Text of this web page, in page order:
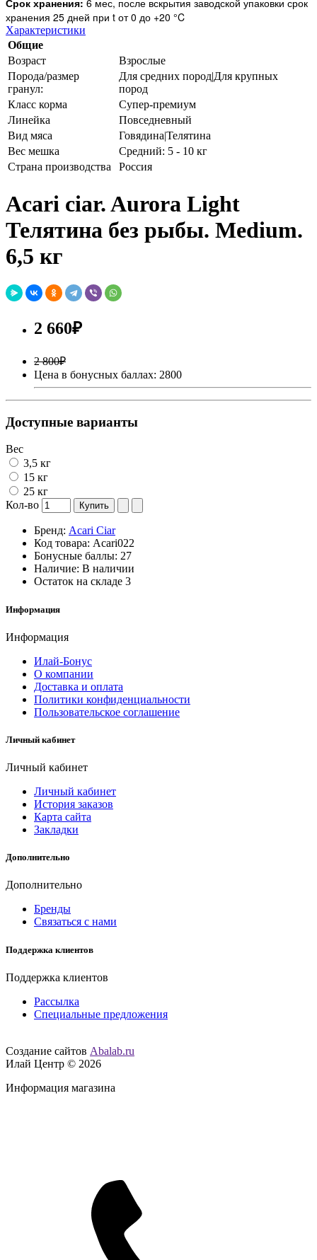
Срок хранения: 6 мес, после вскрытия заводской упаковки срок
хранения 25 дней при t от 0 до +20 °C
Характеристики
Общие
Возраст
Взрослые
Порода/размер
гранул:
Для средних пород|Для крупных
пород
Класс корма
Супер-премиум
Линейка
Повседневный
Вид мяса
Говядина|Телятина
Вес мешка
Средний: 5 - 10 кг
Страна производства
Россия
Acari ciar. Aurora Light
Телятина без рыбы. Medium.
6,5 кг
2 660₽
2 800₽
Цена в бонусных баллах: 2800
Доступные варианты
Вес
3,5 кг
15 кг
25 кг
Кол-во
Купить
Бренд: Acari Ciar
Код товара: Acari022
Бонусные баллы: 27
Наличие: В наличии
Остаток на складе 3
Информация
Информация
Илай-Бонус
О компании
Доставка и оплата
Политики конфиденциальности
Пользовательское соглашение
Личный кабинет
Личный кабинет
Личный кабинет
История заказов
Карта сайта
Закладки
Дополнительно
Дополнительно
Бренды
Связаться с нами
Поддержка клиентов
Поддержка клиентов
Рассылка
Специальные предложения
Создание сайтов Abalab.ru
Илай Центр © 2026
Информация магазина